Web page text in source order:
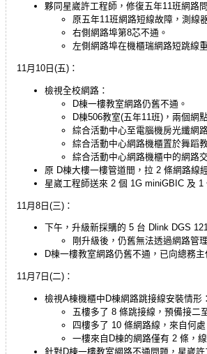
夥同星崴許工程師，修復五年11班網路
原五年11班網路短線故障，測線
右側網路埠第8芯不通。
左側網路埠在機櫃瑞網路短跳線
11月10日(五)：
檢視全校網路：
D棟一樓教室網路仍舊不通。
D棟506教室(五年11班)，兩個網
綜合活動中心至電腦機房光纖網
綜合活動中心網路機櫃置於舞蹈
綜合活動中心網路機櫃中的網路
原 D棟大樓一樓管道間，拉 2 條網路線
星崴工程師送來 2 個 1G miniGBIC 及 1
11月8日(三)：
下午，升級新採購的 5 台 Dlink DGS
剛升級後，仍舊無法透過網路管
D棟一樓教室網路仍舊不通，已向總務主
11月7日(二)：
檢視A棟機櫃中D棟網路跳接線安裝情形：
五樓多了 8 條跳接線，預備接二
四樓多了 10 條網路線，來自何處
一樓來自D棟的網路僅有 2 條，
針對D棟一樓教室網路不通問題，星崴